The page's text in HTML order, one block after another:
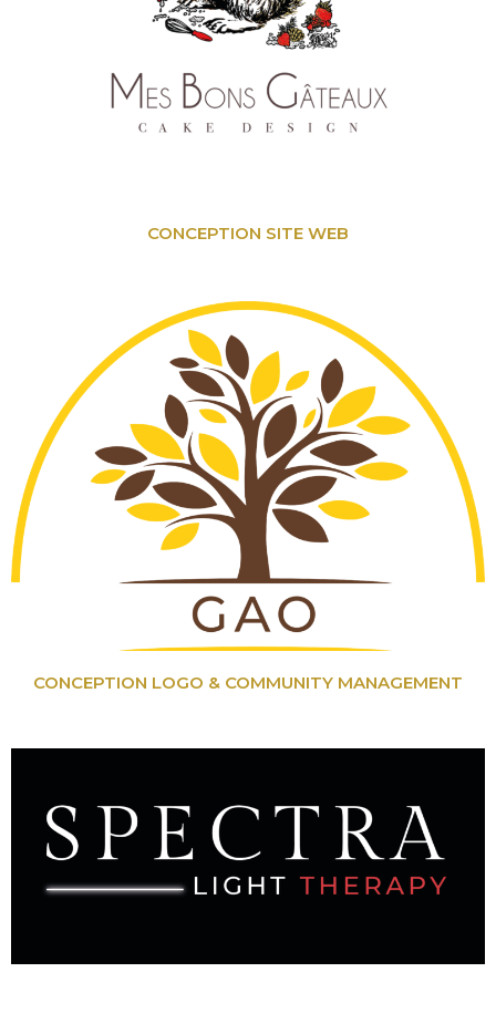
CONCEPTION SITE WEB
CONCEPTION LOGO & COMMUNITY MANAGEMENT